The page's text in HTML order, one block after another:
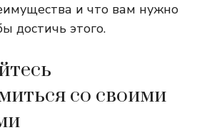
и что вам нужно
достичь этого.
со своими